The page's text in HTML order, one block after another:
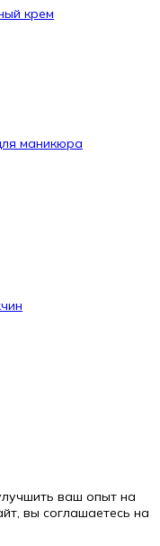
крем
маникюра
ваш опыт на
вы соглашаетесь на